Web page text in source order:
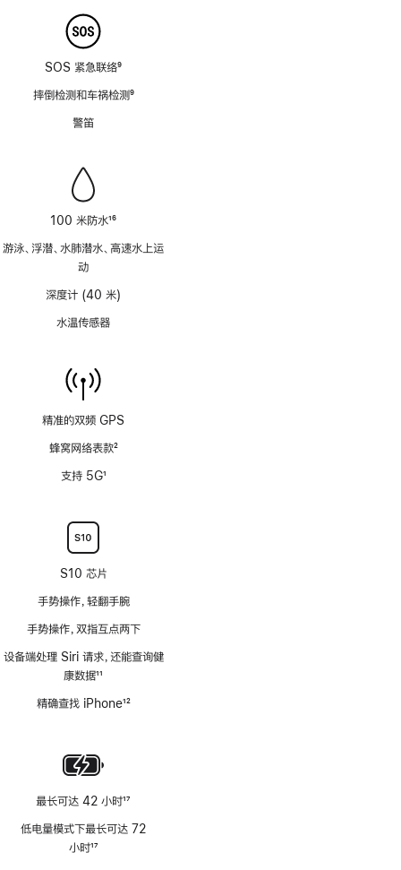
SOS 紧急联络9
摔倒检测和车祸检测9
警笛
100 米防水16
游泳、浮潜、水肺潜水、高速水上运
动
深度计 (40 米)
水温传感器
精准的双频 GPS
蜂窝网络表款2
支持 5G1
S10 芯片
手势操作，轻翻手腕
手势操作，双指互点两下
设备端处理 Siri 请求，还能查询健
康数据11
精确查找 iPhone12
最长可达 42 小时17
低电量模式下最长可达 72
小时17